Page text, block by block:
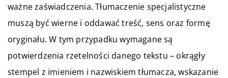
ważne zaświadczenia. Tłumaczenie specjalistyczne
muszą być wierne i oddawać treść, sens oraz formę
oryginału. W tym przypadku wymagane są
potwierdzenia rzetelności danego tekstu – okrągły
stempel z imieniem i nazwiskiem tłumacza, wskazanie